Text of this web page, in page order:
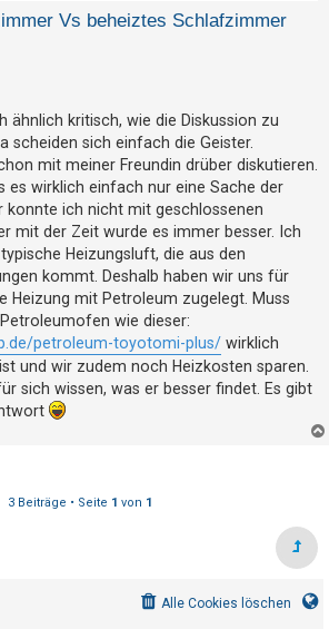
Vs beheiztes Schlafzimmer
ähnlich kritisch, wie die Diskussion zu
scheiden sich einfach die Geister.
mit meiner Freundin drüber diskutieren.
es wirklich einfach nur eine Sache der
konnte ich nicht mit geschlossenen
mit der Zeit wurde es immer besser. Ich
Heizungsluft, die aus den
kommt. Deshalb haben wir uns für
Heizung mit Petroleum zugelegt. Muss
wie dieser:
petroleum-toyotomi-plus/ wirklich
und wir zudem noch Heizkosten sparen.
sich wissen, was er besser findet. Es gibt
3 Beiträge • Seite 1 von 1
Alle Cookies löschen